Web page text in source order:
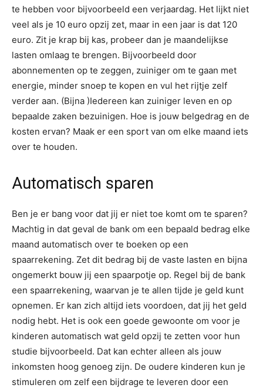
te hebben voor bijvoorbeeld een verjaardag. Het lijkt niet
veel als je 10 euro opzij zet, maar in een jaar is dat 120
euro. Zit je krap bij kas, probeer dan je maandelijkse
lasten omlaag te brengen. Bijvoorbeeld door
abonnementen op te zeggen, zuiniger om te gaan met
energie, minder snoep te kopen en vul het rijtje zelf
verder aan. (Bijna )Iedereen kan zuiniger leven en op
bepaalde zaken bezuinigen. Hoe is jouw belgedrag en de
kosten ervan? Maak er een sport van om elke maand iets
over te houden.
Automatisch sparen
Ben je er bang voor dat jij er niet toe komt om te sparen?
Machtig in dat geval de bank om een bepaald bedrag elke
maand automatisch over te boeken op een
spaarrekening. Zet dit bedrag bij de vaste lasten en bijna
ongemerkt bouw jij een spaarpotje op. Regel bij de bank
een spaarrekening, waarvan je te allen tijde je geld kunt
opnemen. Er kan zich altijd iets voordoen, dat jij het geld
nodig hebt. Het is ook een goede gewoonte om voor je
kinderen automatisch wat geld opzij te zetten voor hun
studie bijvoorbeeld. Dat kan echter alleen als jouw
inkomsten hoog genoeg zijn. De oudere kinderen kun je
stimuleren om zelf een bijdrage te leveren door een